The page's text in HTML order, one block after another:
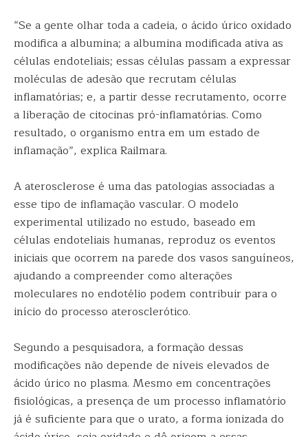
“Se a gente olhar toda a cadeia, o ácido úrico oxidado
modifica a albumina; a albumina modificada ativa as
células endoteliais; essas células passam a expressar
moléculas de adesão que recrutam células
inflamatórias; e, a partir desse recrutamento, ocorre
a liberação de citocinas pró-inflamatórias. Como
resultado, o organismo entra em um estado de
inflamação”, explica Railmara.
A aterosclerose é uma das patologias associadas a
esse tipo de inflamação vascular. O modelo
experimental utilizado no estudo, baseado em
células endoteliais humanas, reproduz os eventos
iniciais que ocorrem na parede dos vasos sanguíneos,
ajudando a compreender como alterações
moleculares no endotélio podem contribuir para o
início do processo aterosclerótico.
Segundo a pesquisadora, a formação dessas
modificações não depende de níveis elevados de
ácido úrico no plasma. Mesmo em concentrações
fisiológicas, a presença de um processo inflamatório
já é suficiente para que o urato, a forma ionizada do